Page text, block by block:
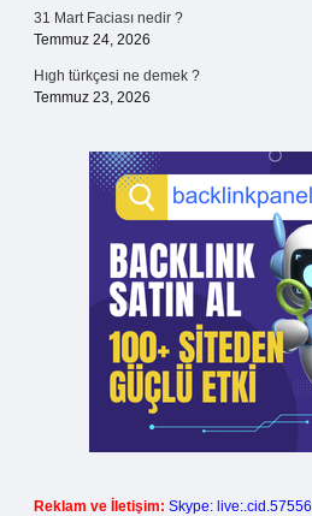
31 Mart Faciası nedir ?
Temmuz 24, 2026
Hıgh türkçesi ne demek ?
Temmuz 23, 2026
Reklam ve İletişim: Skype: